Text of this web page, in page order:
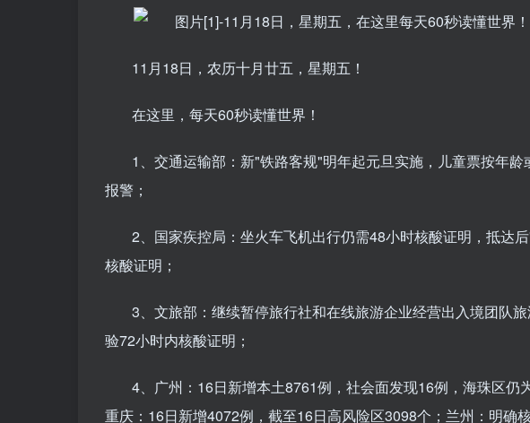
11月18日，农历十月廿五，星期五！
在这里，每天60秒读懂世界！
1、交通运输部：新"铁路客规"明年起元旦实施，儿童票按年
报警；
2、国家疾控局：坐火车飞机出行仍需48小时核酸证明，抵达
核酸证明；
3、文旅部：继续暂停旅行社和在线旅游企业经营出入境团队
验72小时内核酸证明；
4、广州：16日新增本土8761例，社会面发现16例，海珠区仍
重庆：16日新增4072例，截至16日高风险区3098个；兰州：明确